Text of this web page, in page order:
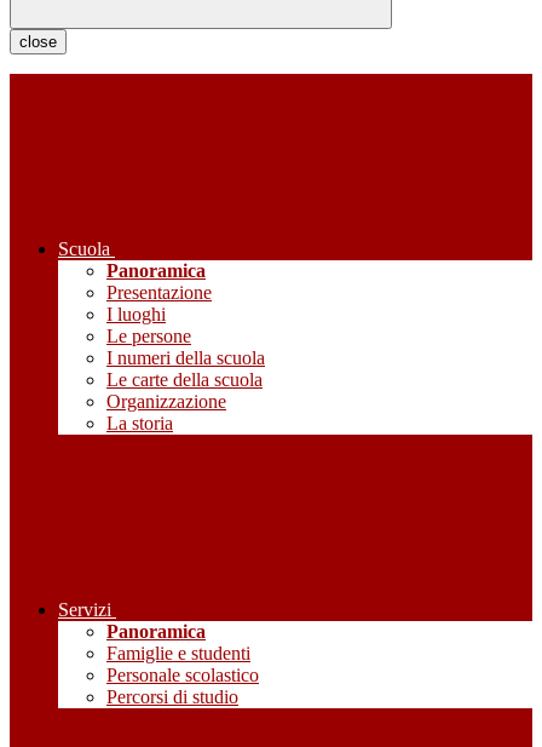
close
Scuola
Panoramica
Presentazione
I luoghi
Le persone
I numeri della scuola
Le carte della scuola
Organizzazione
La storia
Servizi
Panoramica
Famiglie e studenti
Personale scolastico
Percorsi di studio